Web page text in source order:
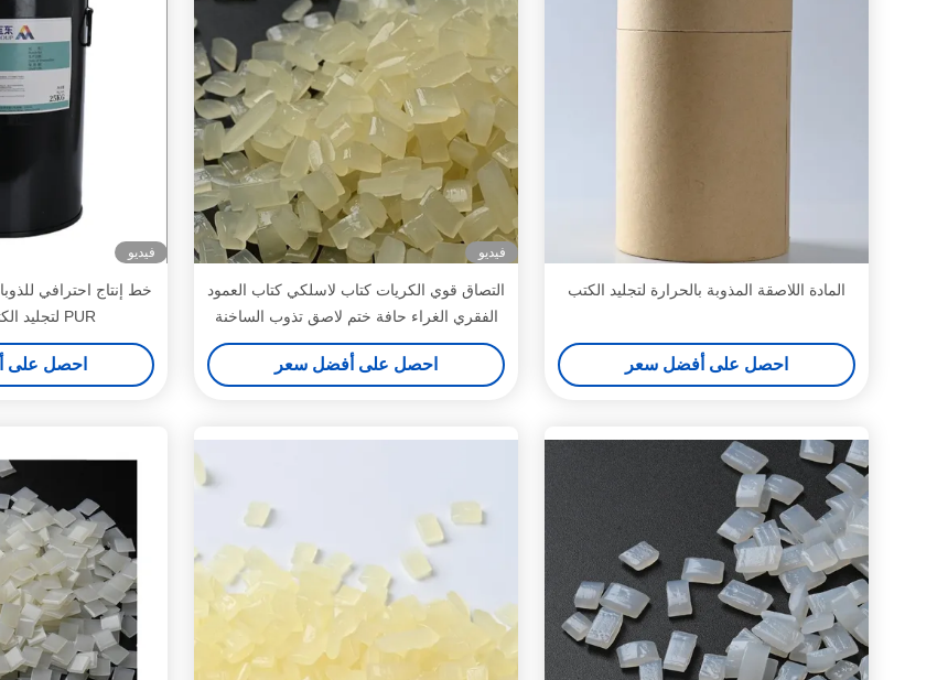
المادة اللاصقة المذوبة بالحرارة لتجليد الكتب
احصل على أفضل سعر
فيديو
التصاق قوي الكريات كتاب لاسلكي كتاب العمود
الفقري الغراء حافة ختم لاصق تذوب الساخنة
احصل على أفضل سعر
فيديو
خط إنتاج احترافي
PUR لتجليد الكتب المسطحة
احصل على